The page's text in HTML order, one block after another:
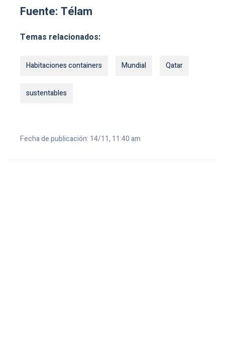
Fuente: Télam
Temas relacionados:
Habitaciones containers Mundial Qatar
sustentables
Fecha de publicación: 14/11, 11:40 am